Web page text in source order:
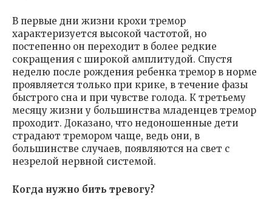
В первые дни жизни крохи тремор
характеризуется высокой частотой, но
постепенно он переходит в более редкие
сокращения с широкой амплитудой. Спустя
неделю после рождения ребенка тремор в норме
проявляется только при крике, в течение фазы
быстрого сна и при чувстве голода. К третьему
месяцу жизни у большинства младенцев тремор
проходит. Доказано, что недоношенные дети
страдают тремором чаще, ведь они, в
большинстве случаев, появляются на свет с
незрелой нервной системой.
Когда нужно бить тревогу?